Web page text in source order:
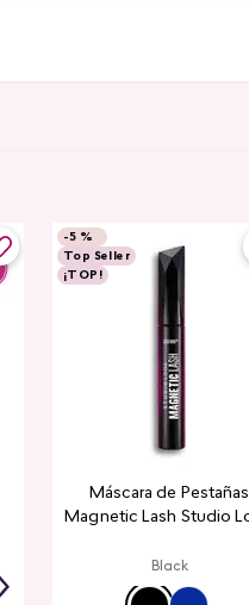
-5 %
Top Seller
¡TOP!
Máscara de Pestañas
Magnetic Lash Studio
Black